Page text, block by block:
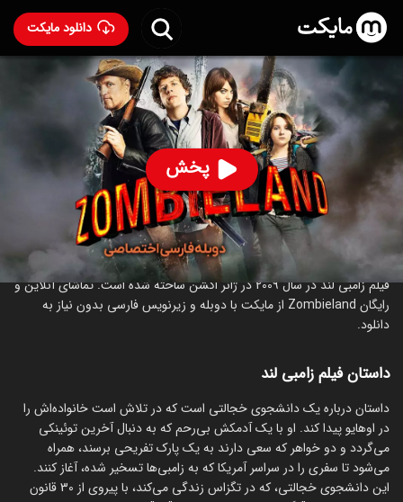
دانلود مایکت
پخش
فیلم زامبی لند با دوبله فارسی- Zombieland 2009
۲,۱۳۸ 91% ۷.۵
ساخت آمریکا سال 2009
رده سنی ۱۸+
اکشن
کمدی ترسناک
درباره فیلم زامبی لند
فیلم زامبی لند در سال 2009 در ژانر اکشن ساخته شده است. تماشای آنلاین و
رایگان Zombieland از مایکت با دوبله و زیرنویس فارسی بدون نیاز به
دانلود.
داستان فیلم زامبی لند
داستان درباره یک دانشجوی خجالتی است که در تلاش است خانواده‌اش را
در اوهایو پیدا کند. او با یک آدمکش بی‌رحم که به دنبال آخرین توئینکی
می‌گردد و دو خواهر که سعی دارند به یک پارک تفریحی برسند، همراه
می‌شود تا سفری را در سراسر آمریکا که به زامبی‌ها تسخیر شده، آغاز کنند.
این دانشجوی خجالتی، که در تگزاس زندگی می‌کند، با پیروی از 30 قانون